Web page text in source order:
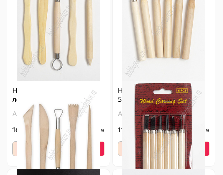
Набор инструментов для
лепки (5 шт) SF-5509
Артикул:
140-554
168 ₽
Оптовая
+
Набор резцов (6 шт) SF-
5502
Артикул: 140-549
115 ₽
Оптовая
+